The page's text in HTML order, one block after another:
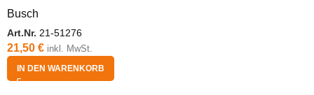
Busch
Art.Nr. 21-51276
21,50 € inkl. MwSt.
IN DEN WARENKORB